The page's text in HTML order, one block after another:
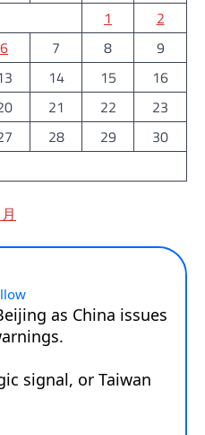
1
2
6 7 8
9
14 15
16
21 22
23
28 29
30